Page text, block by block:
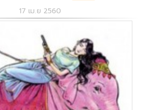
17 เม.ย 2560